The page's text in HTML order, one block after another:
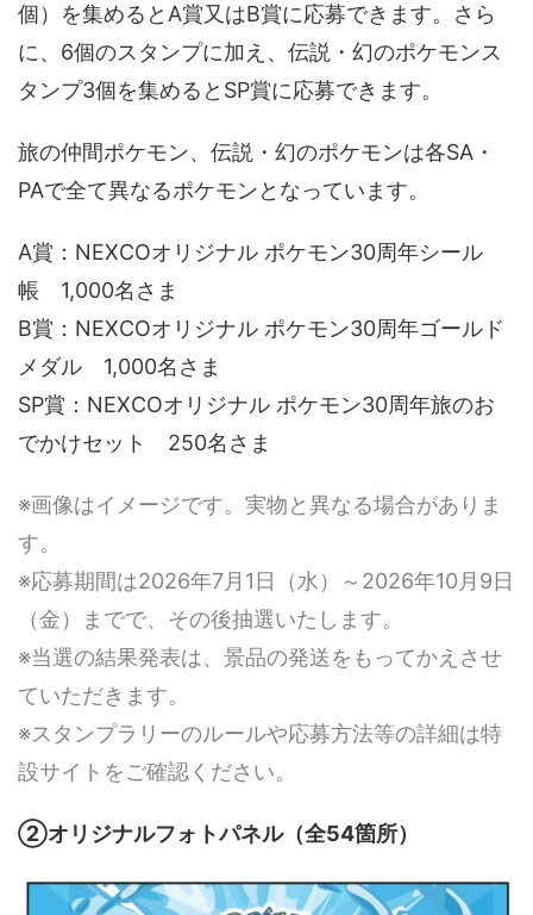
個）を集めるとA賞又はB賞に応募できます。さら
に、6個のスタンプに加え、伝説・幻のポケモンス
タンプ3個を集めるとSP賞に応募できます。
旅の仲間ポケモン、伝説・幻のポケモンは各SA・
PAで全て異なるポケモンとなっています。
A賞：NEXCOオリジナル ポケモン30周年シール
帳 1,000名さま
B賞：NEXCOオリジナル ポケモン30周年ゴールド
メダル 1,000名さま
SP賞：NEXCOオリジナル ポケモン30周年旅のお
でかけセット 250名さま
※画像はイメージです。実物と異なる場合がありま
す。
※応募期間は2026年7月1日（水）～2026年10月9日
（金）までで、その後抽選いたします。
※当選の結果発表は、景品の発送をもってかえさせ
ていただきます。
※スタンプラリーのルールや応募方法等の詳細は特
設サイトをご確認ください。
➁オリジナルフォトパネル（全54箇所）